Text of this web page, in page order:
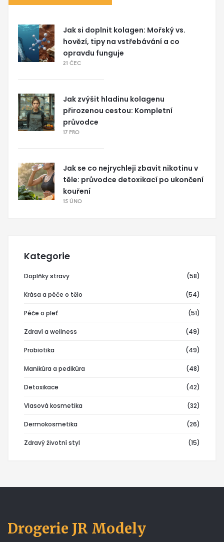
Jak si doplnit kolagen: Mořský vs.
hovězí, tipy na vstřebávání a co
opravdu funguje
21 ČEC
Jak zvýšit hladinu kolagenu
přirozenou cestou: Kompletní
průvodce
17 PRO
Jak se co nejrychleji zbavit nikotinu v
těle: průvodce detoxikací po ukončení
kouření
15 ÚNO
Kategorie
Doplňky stravy (58)
Krása a péče o tělo (54)
Péče o pleť (51)
Zdraví a wellness (49)
Probiotika (49)
Manikúra a pedikúra (48)
Detoxikace (42)
Vlasová kosmetika (32)
Dermokosmetika (26)
Zdravý životní styl (15)
Drogerie JR Modely